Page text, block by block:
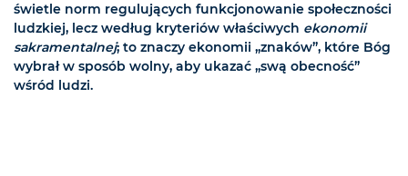
świetle norm regulujących funkcjonowanie społeczności
ludzkiej, lecz według kryteriów właściwych ekonomii
sakramentalnej; to znaczy ekonomii „znaków”, które Bóg
wybrał w sposób wolny, aby ukazać „swą obecność”
wśród ludzi.